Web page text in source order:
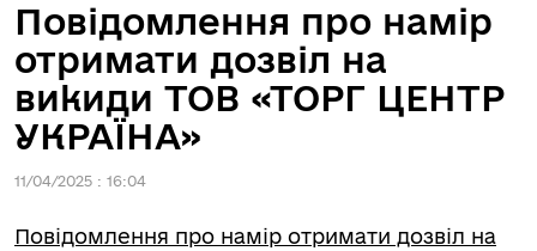
Повідомлення про намір
отримати дозвіл на
викиди ТОВ «ТОРГ ЦЕНТР
УКРАЇНА»
11/04/2025 : 16:04
Повідомлення про намір отримати дозвіл на